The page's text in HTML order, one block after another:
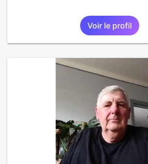
Voir le profil